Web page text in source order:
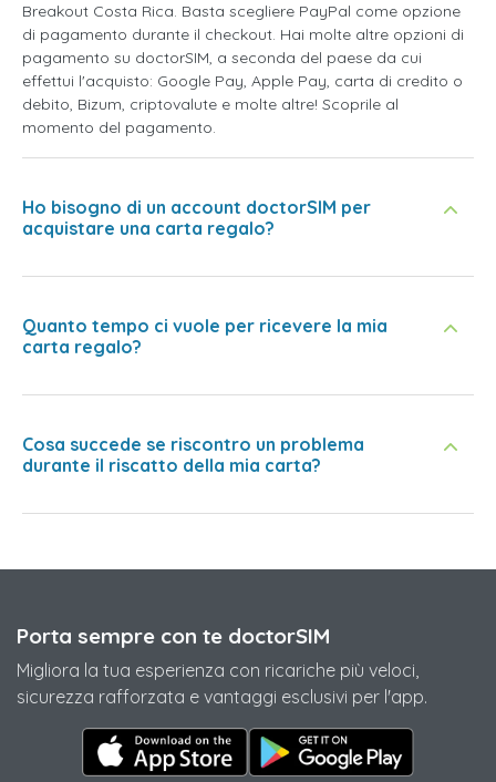
Breakout Costa Rica. Basta scegliere PayPal come opzione
di pagamento durante il checkout. Hai molte altre opzioni di
pagamento su doctorSIM, a seconda del paese da cui
effettui l'acquisto: Google Pay, Apple Pay, carta di credito o
debito, Bizum, criptovalute e molte altre! Scoprile al
momento del pagamento.
Ho bisogno di un account doctorSIM per
acquistare una carta regalo?
Quanto tempo ci vuole per ricevere la mia
carta regalo?
Cosa succede se riscontro un problema
durante il riscatto della mia carta?
Porta sempre con te doctorSIM
Migliora la tua esperienza con ricariche più veloci,
sicurezza rafforzata e vantaggi esclusivi per l'app.